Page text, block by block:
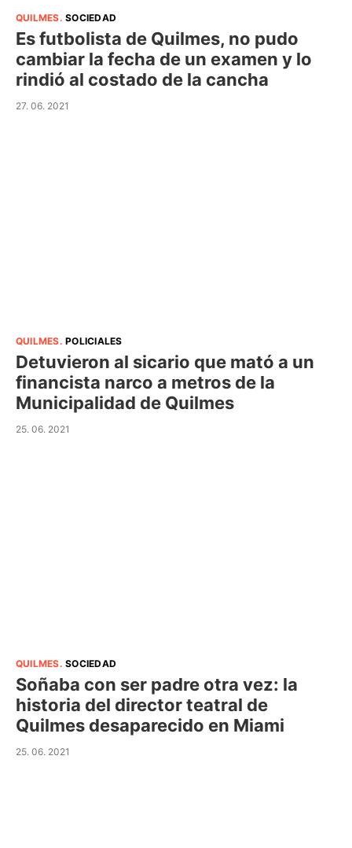
QUILMES.SOCIEDAD
Es futbolista de Quilmes, no pudo
cambiar la fecha de un examen y lo
rindió al costado de la cancha
27. 06. 2021
QUILMES.POLICIALES
Detuvieron al sicario que mató a un
financista narco a metros de la
Municipalidad de Quilmes
25. 06. 2021
QUILMES.SOCIEDAD
Soñaba con ser padre otra vez: la
historia del director teatral de
Quilmes desaparecido en Miami
25. 06. 2021